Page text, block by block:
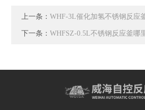
上一条：WHF-3L催化加氢不锈钢反应
下一条：WHFSZ-0.5L不锈钢反应釜哪